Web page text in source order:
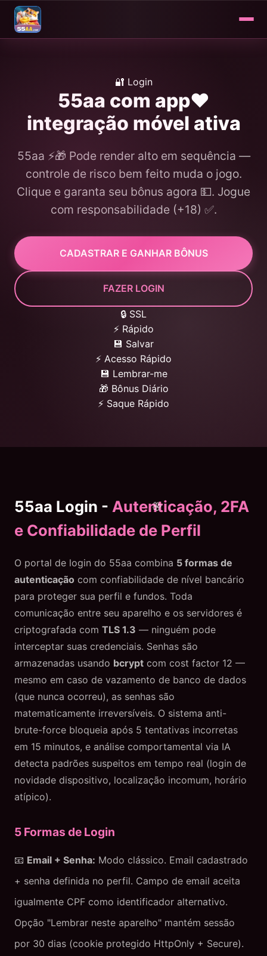
🔐 Login
55aa com app❤️
integração móvel ativa
55aa ⚡️🎁 Pode render alto em sequência —
controle de risco bem feito muda o jogo.
Clique e garanta seu bônus agora 💵. Jogue
com responsabilidade (+18) ✅.
CADASTRAR E GANHAR BÔNUS
FAZER LOGIN
🔒 SSL
⚡ Rápido
💾 Salvar
⚡ Acesso Rápido
💾 Lembrar-me
🎁 Bônus Diário
⚡ Saque Rápido
55aa Login - Autenticação, 2FA
e Confiabilidade de Perfil
O portal de login do 55aa combina 5 formas de
autenticação com confiabilidade de nível bancário
para proteger sua perfil e fundos. Toda
comunicação entre seu aparelho e os servidores é
criptografada com TLS 1.3 — ninguém pode
interceptar suas credenciais. Senhas são
armazenadas usando bcrypt com cost factor 12 —
mesmo em caso de vazamento de banco de dados
(que nunca ocorreu), as senhas são
matematicamente irreversíveis. O sistema anti-
brute-force bloqueia após 5 tentativas incorretas
em 15 minutos, e análise comportamental via IA
detecta padrões suspeitos em tempo real (login de
novidade dispositivo, localização incomum, horário
atípico).
5 Formas de Login
📧 Email + Senha: Modo clássico. Email cadastrado
+ senha definida no perfil. Campo de email aceita
igualmente CPF como identificador alternativo.
Opção "Lembrar neste aparelho" mantém sessão
por 30 dias (cookie protegido HttpOnly + Secure).